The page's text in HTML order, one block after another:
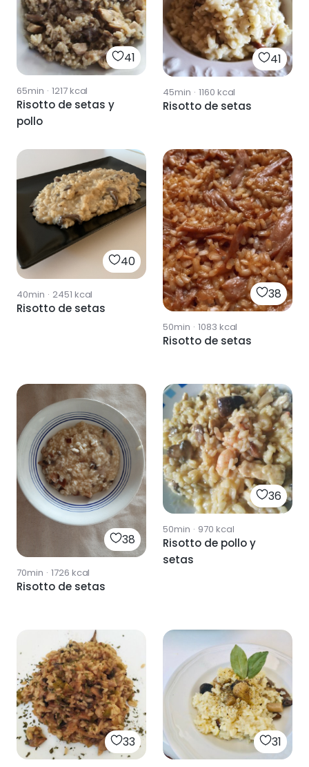
41
65min · 1217kcal
Risotto de setas y
pollo
41
45min · 1160 kcal
Risotto de setas
40
40min · 2451 kcal
Risotto de setas
38
50min · 1083 kcal
Risotto de setas
38
70min · 1726 kcal
Risotto de setas
36
50min · 970 kcal
Risotto de pollo y
setas
33 31